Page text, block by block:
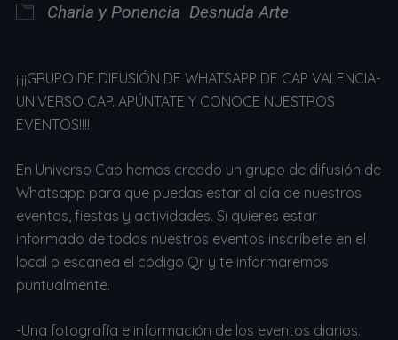
Charla y Ponencia Desnuda Arte
¡¡¡¡GRUPO DE DIFUSIÓN DE WHATSAPP DE CAP VALENCIA-
UNIVERSO CAP. APÚNTATE Y CONOCE NUESTROS
EVENTOS!!!!
En Universo Cap hemos creado un grupo de difusión de
Whatsapp para que puedas estar al día de nuestros
eventos, fiestas y actividades. Si quieres estar
informado de todos nuestros eventos inscríbete en el
local o escanea el código Qr y te informaremos
puntualmente.
-Una fotografía e información de los eventos diarios.